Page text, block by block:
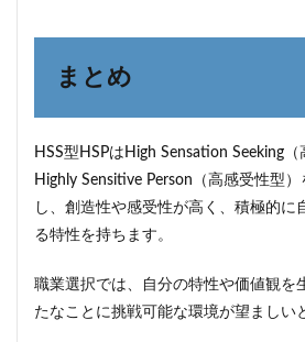
まとめ
HSS型HSPはHigh Sensation Seeking
Highly Sensitive Person（高感受性型
し、創造性や感受性が高く、積極的に
る特性を持ちます。
職業選択では、自分の特性や価値観を
たなことに挑戦可能な環境が望ましい